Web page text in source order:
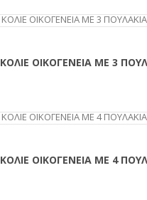
ΑΓΟΡΆ
ΚΟΛΙΕ ΟΙΚΟΓΕΝΕΙΑ ΜΕ 3
ΑΓΟΡΆ
ΚΟΛΙΕ ΟΙΚΟΓΕΝΕΙΑ ΜΕ 4